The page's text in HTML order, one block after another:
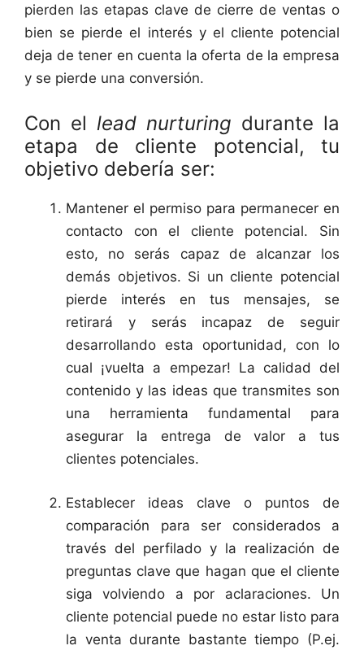
pierden las etapas clave de cierre de ventas o
bien se pierde el interés y el cliente potencial
deja de tener en cuenta la oferta de la empresa
y se pierde una conversión.
Con el lead nurturing durante la
etapa de cliente potencial, tu
objetivo debería ser:
Mantener el permiso para permanecer en
contacto con el cliente potencial. Sin
esto, no serás capaz de alcanzar los
demás objetivos. Si un cliente potencial
pierde interés en tus mensajes, se
retirará y serás incapaz de seguir
desarrollando esta oportunidad, con lo
cual ¡vuelta a empezar! La calidad del
contenido y las ideas que transmites son
una herramienta fundamental para
asegurar la entrega de valor a tus
clientes potenciales.
Establecer ideas clave o puntos de
comparación para ser considerados a
través del perfilado y la realización de
preguntas clave que hagan que el cliente
siga volviendo a por aclaraciones. Un
cliente potencial puede no estar listo para
la venta durante bastante tiempo (P.ej.